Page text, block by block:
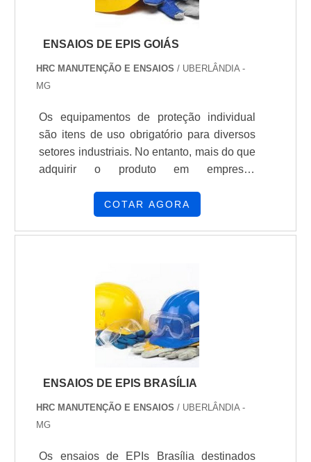
ENSAIOS DE EPIS GOIÁS
HRC MANUTENÇÃO E ENSAIOS/ UBERLÂNDIA -
MG
Os equipamentos de proteção individual
são itens de uso obrigatório para diversos
setores industriais. No entanto, mais do que
adquirir o produto em empresas
inspeções periódicas neles. Nesse cenário,
pela HRC, surgem como uma alternativa
ágeis e com opção in loco, caracterizada
COTAR AGORA
ENSAIOS DE EPIS BRASÍLIA
HRC MANUTENÇÃO E ENSAIOS/ UBERLÂNDIA -
MG
Os ensaios de EPIs Brasília destinados